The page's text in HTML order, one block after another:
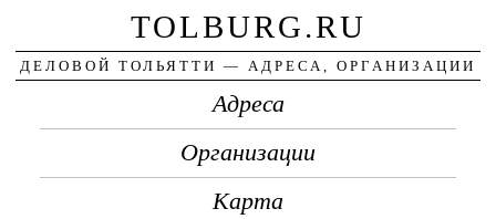
TOLBURG.RU
ДЕЛОВОЙ ТОЛЬЯТТИ — АДРЕСА, ОРГАНИЗАЦИИ
Адреса
Организации
Карта